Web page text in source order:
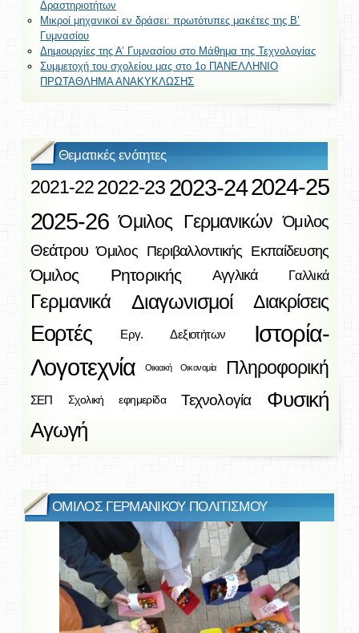
Δραστηριοτήτων
Μικροί μηχανικοί εν δράσει: πρωτότυπες μακέτες της Β’
Γυμνασίου
Δημιουργίες της Α’ Γυμνασίου στο Μάθημα της Τεχνολογίας
Συμμετοχή του σχολείου μας στο 1ο ΠΑΝΕΛΛΗΝΙΟ
ΠΡΩΤΑΘΛΗΜΑ ΑΝΑΚΥΚΛΩΣΗΣ
Θεματικές ενότητες
2021-22 2022-23 2023-242024-25
2025-26 Όμιλος Γερμανικών
Όμιλος
Θεάτρου Όμιλος Περιβαλλοντικής Εκπαίδευσης
Όμιλος Ρητορικής Αγγλικά Γαλλικά
Γερμανικά Διαγωνισμοί Διακρίσεις
Εορτές Εργ. Δεξιοτήτων
Ιστορία-
Λογοτεχνία
Οικιακή Οικονομία Πληροφορική
ΣΕΠ Σχολική εφημερίδα Τεχνολογία
Φυσική
Αγωγή
ΟΜΙΛΟΣ ΓΕΡΜΑΝΙΚΟΥ ΠΟΛΙΤΙΣΜΟΥ